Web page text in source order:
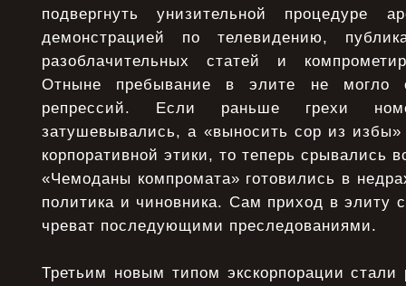
подвергнуть унизительной процедуре
демонстрацией по телевидению,
разоблачительных статей и
Отныне пребывание в элите не могло
репрессий. Если раньше грехи
затушевывались, а «выносить сор из
корпоративной этики, то теперь срывались
«Чемоданы компромата» готовились в
политика и чиновника. Сам приход в элиту
чреват последующими преследованиями.
Третьим новым типом экскорпорации стали